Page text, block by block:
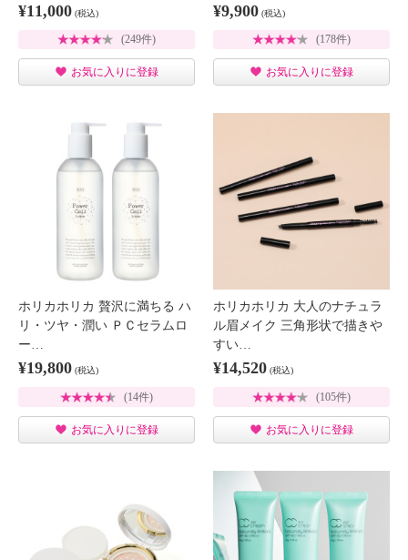
¥11,000 (税込)
(249件)
お気に入りに登録
¥9,900 (税込)
(178件)
お気に入りに登録
ホリカホリカ 贅沢に満ちる ハ
リ・ツヤ・潤い ＰＣセラムロ
ー…
¥19,800 (税込)
(14件)
お気に入りに登録
ホリカホリカ 大人のナチュラ
ル眉メイク 三角形状で描きや
すい…
¥14,520 (税込)
(105件)
お気に入りに登録